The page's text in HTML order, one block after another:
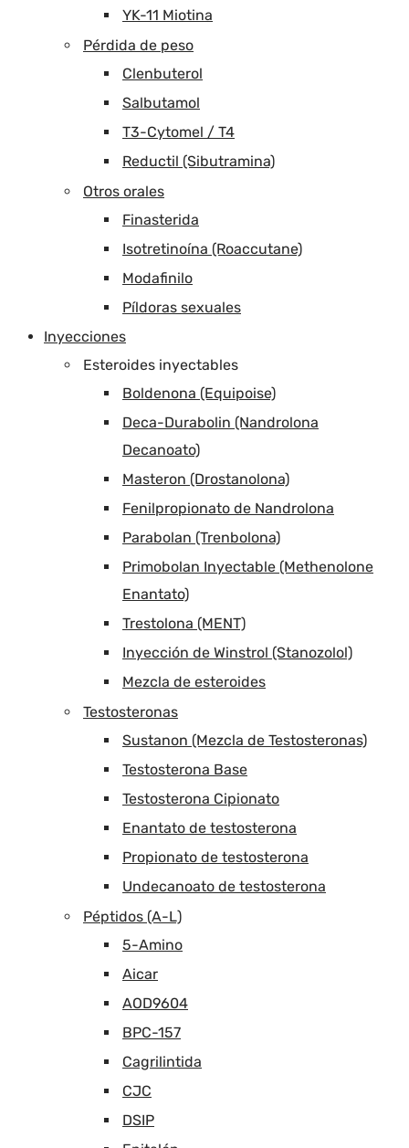
YK-11 Miotina
Pérdida de peso
Clenbuterol
Salbutamol
T3-Cytomel / T4
Reductil (Sibutramina)
Otros orales
Finasterida
Isotretinoína (Roaccutane)
Modafinilo
Píldoras sexuales
Inyecciones
Esteroides inyectables
Boldenona (Equipoise)
Deca-Durabolin (Nandrolona
Decanoato)
Masteron (Drostanolona)
Fenilpropionato de Nandrolona
Parabolan (Trenbolona)
Primobolan Inyectable (Methenolone
Enantato)
Trestolona (MENT)
Inyección de Winstrol (Stanozolol)
Mezcla de esteroides
Testosteronas
Sustanon (Mezcla de Testosteronas)
Testosterona Base
Testosterona Cipionato
Enantato de testosterona
Propionato de testosterona
Undecanoato de testosterona
Péptidos (A-L)
5-Amino
Aicar
AOD9604
BPC-157
Cagrilintida
CJC
DSIP